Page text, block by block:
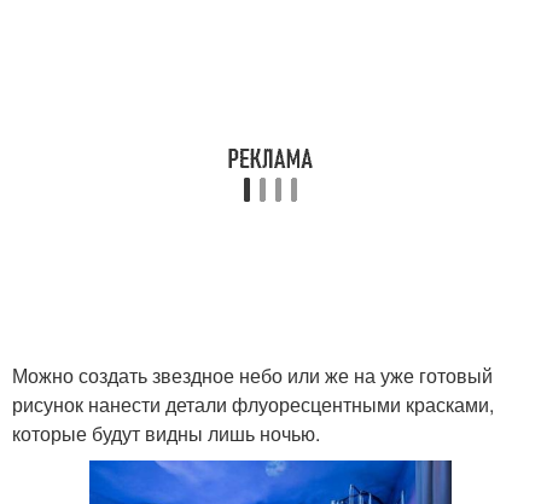
Можно создать звездное небо или же на уже готовый
рисунок нанести детали флуоресцентными красками,
которые будут видны лишь ночью.